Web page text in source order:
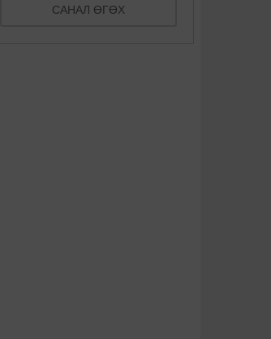
САНАЛ ӨГӨХ